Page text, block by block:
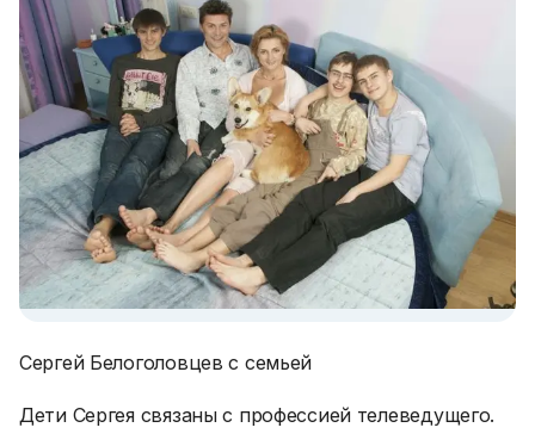
Сергей Белоголовцев с семьей
Дети Сергея связаны с профессией телеведущего.